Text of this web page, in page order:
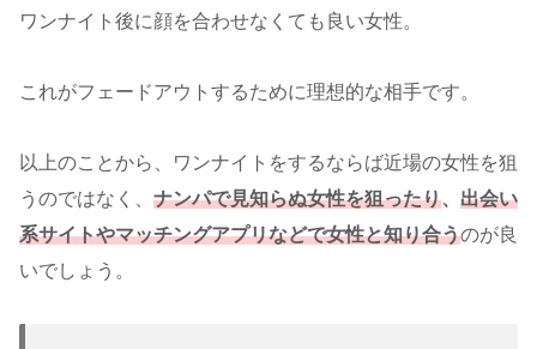
ワンナイト後に顔を合わせなくても良い女性。
これがフェードアウトするために理想的な相手です。
以上のことから、ワンナイトをするならば近場の女性を狙
うのではなく、 ナンパで見知らぬ女性を狙ったり、 出会い
系サイトやマッチングアプリなどで女性と知り合うのが良
いでしょう。